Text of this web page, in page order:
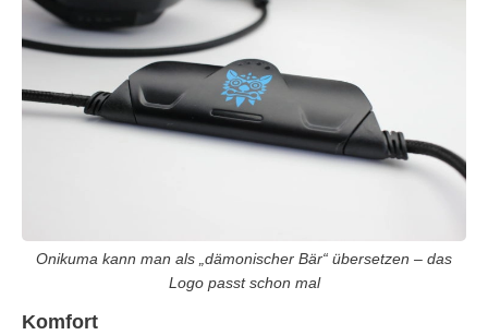
Onikuma kann man als „dämonischer Bär“ übersetzen – das
Logo passt schon mal
Komfort